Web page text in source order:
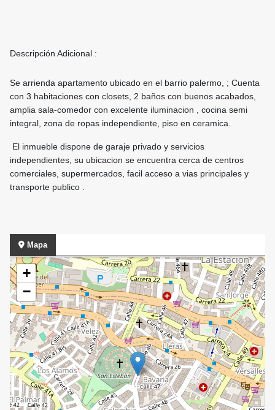
Descripción Adicional :
Se arrienda apartamento ubicado en el barrio palermo, ; Cuenta
con 3 habitaciones con closets, 2 baños con buenos acabados,
amplia sala-comedor con excelente iluminacion , cocina semi
integral, zona de ropas independiente, piso en ceramica.
El inmueble dispone de garaje privado y servicios
independientes, su ubicacion se encuentra cerca de centros
comerciales, supermercados, facil acceso a vias principales y
transporte publico .
Mapa
+
−